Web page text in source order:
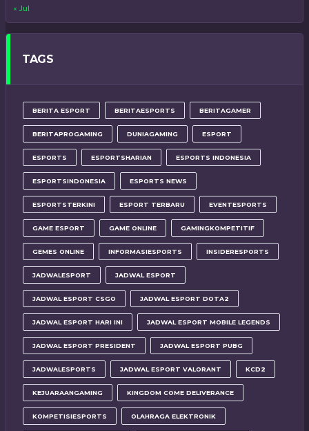
« Jul
TAGS
BERITA ESPORT BERITAESPORTS BERITAGAMER
BERITAPROGAMING DUNIAGAMING ESPORT
ESPORTS ESPORTSHARIAN ESPORTS INDONESIA
ESPORTSINDONESIA ESPORTS NEWS
ESPORTSTERKINI ESPORT TERBARU EVENTESPORTS
GAME ESPORT GAME ONLINE GAMINGKOMPETITIF
GEMES ONLINE INFORMASIESPORTS INSIDERESPORTS
JADWALESPORT JADWAL ESPORT
JADWAL ESPORT CSGO JADWAL ESPORT DOTA2
JADWAL ESPORT HARI INI JADWAL ESPORT MOBILE LEGENDS
JADWAL ESPORT PRESIDENT JADWAL ESPORT PUBG
JADWALESPORTS JADWAL ESPORT VALORANT KCD2
KEJUARAANGAMING KINGDOM COME DELIVERANCE
KOMPETISIESPORTS OLAHRAGA ELEKTRONIK